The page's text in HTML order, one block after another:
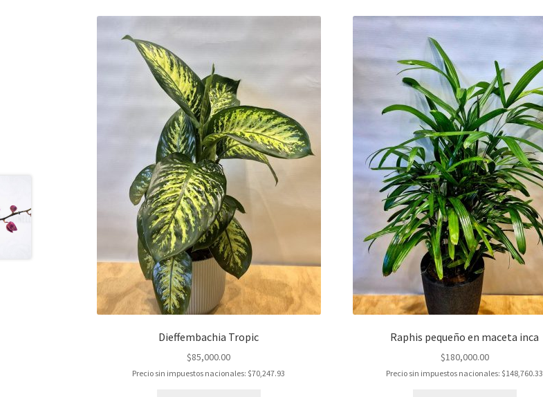
Dieffembachia Tropic
$85,000.00
Precio sin impuestos nacionales: $70,247.93
Raphis pequeño en maceta inca
$180,000.00
Precio sin impuestos nacionales: $148,760.33